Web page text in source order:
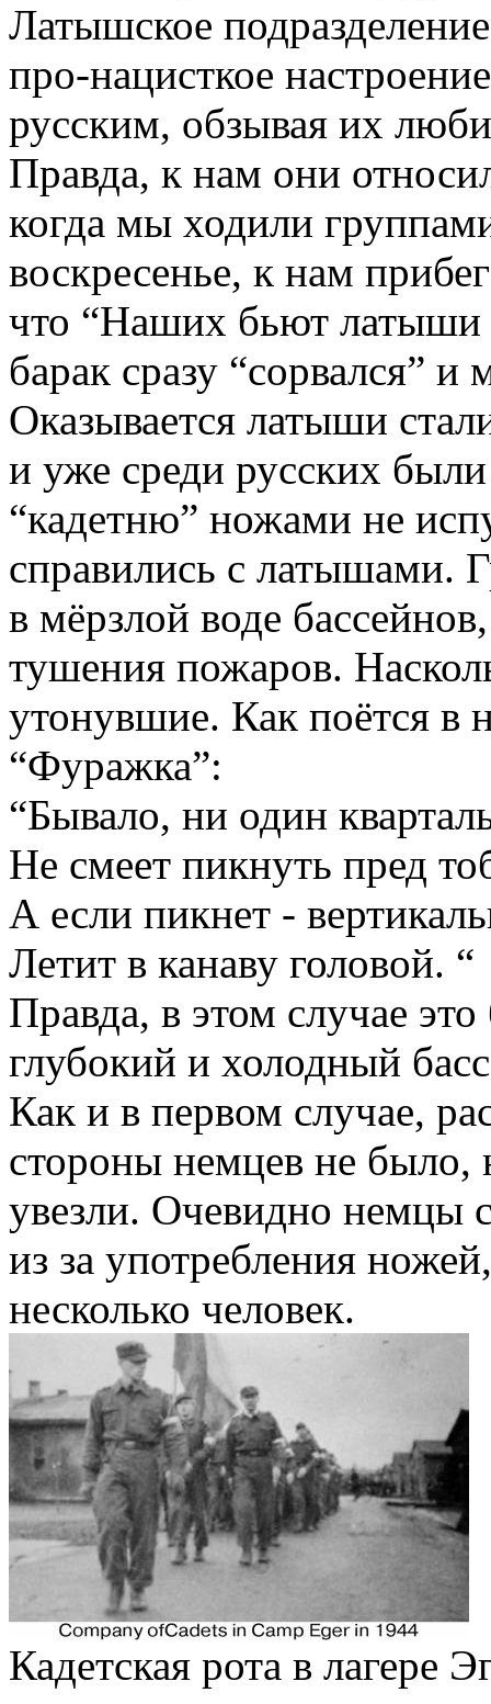
Латышское
про-нацисткое
русским, обзывая их
Правда, к нам они
когда мы ходили
воскресенье, к нам
что “Наших бьют латыши
барак сразу “сорвался”
Оказывается латыши
и уже среди русских
“кадетню” ножами не
справились с латышами.
в мёрзлой воде
тушения пожаров.
утонувшие. Как поётся
“Фуражка”:
“Бывало, ни один
Не смеет пикнуть пред
А если пикнет -
Летит в канаву головой. “
Правда, в этом случае
глубокий и холодный
Как и в первом случае,
стороны немцев не было,
увезли. Очевидно немцы
из за употребления
несколько человек.
Кадетская рота в лагере